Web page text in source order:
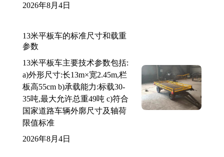
2026年8月4日
13米平板车的标准尺寸和载重
参数
13米平板车主要技术参数包括:
a)外形尺寸:长13m×宽2.45m,栏
板高55cm b)承载能力:标载30-
35吨,最大允许总重49吨 c)符合
国家道路车辆外廓尺寸及轴荷
限值标准
2026年8月4日